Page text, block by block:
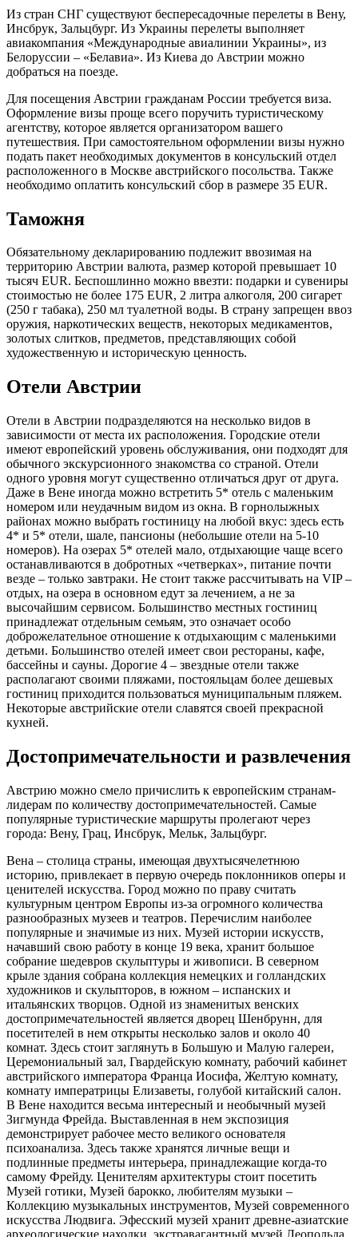
Из стран СНГ существуют беспересадочные перелеты в Вену,
Инсбрук, Зальцбург. Из Украины перелеты выполняет
авиакомпания «Международные авиалинии Украины», из
Белоруссии – «Белавиа». Из Киева до Австрии можно
добраться на поезде.
Для посещения Австрии гражданам России требуется виза.
Оформление визы проще всего поручить туристическому
агентству, которое является организатором вашего
путешествия. При самостоятельном оформлении визы нужно
подать пакет необходимых документов в консульский отдел
расположенного в Москве австрийского посольства. Также
необходимо оплатить консульский сбор в размере 35 EUR.
Таможня
Обязательному декларированию подлежит ввозимая на
территорию Австрии валюта, размер которой превышает 10
тысяч EUR. Беспошлинно можно ввезти: подарки и сувениры
стоимостью не более 175 EUR, 2 литра алкоголя, 200 сигарет
(250 г табака), 250 мл туалетной воды. В страну запрещен ввоз
оружия, наркотических веществ, некоторых медикаментов,
золотых слитков, предметов, представляющих собой
художественную и историческую ценность.
Отели Австрии
Отели в Австрии подразделяются на несколько видов в
зависимости от места их расположения. Городские отели
имеют европейский уровень обслуживания, они подходят для
обычного экскурсионного знакомства со страной. Отели
одного уровня могут существенно отличаться друг от друга.
Даже в Вене иногда можно встретить 5* отель с маленьким
номером или неудачным видом из окна. В горнолыжных
районах можно выбрать гостиницу на любой вкус: здесь есть
4* и 5* отели, шале, пансионы (небольшие отели на 5-10
номеров). На озерах 5* отелей мало, отдыхающие чаще всего
останавливаются в добротных «четверках», питание почти
везде – только завтраки. Не стоит также рассчитывать на VIP –
отдых, на озера в основном едут за лечением, а не за
высочайшим сервисом. Большинство местных гостиниц
принадлежат отдельным семьям, это означает особо
доброжелательное отношение к отдыхающим с маленькими
детьми. Большинство отелей имеет свои рестораны, кафе,
бассейны и сауны. Дорогие 4 – звездные отели также
располагают своими пляжами, постояльцам более дешевых
гостиниц приходится пользоваться муниципальным пляжем.
Некоторые австрийские отели славятся своей прекрасной
кухней.
Достопримечательности и развлечения
Австрию можно смело причислить к европейским странам-
лидерам по количеству достопримечательностей. Самые
популярные туристические маршруты пролегают через
города: Вену, Грац, Инсбрук, Мельк, Зальцбург.
Вена – столица страны, имеющая двухтысячелетнюю
историю, привлекает в первую очередь поклонников оперы и
ценителей искусства. Город можно по праву считать
культурным центром Европы из-за огромного количества
разнообразных музеев и театров. Перечислим наиболее
популярные и значимые из них. Музей истории искусств,
начавший свою работу в конце 19 века, хранит большое
собрание шедевров скульптуры и живописи. В северном
крыле здания собрана коллекция немецких и голландских
художников и скульпторов, в южном – испанских и
итальянских творцов. Одной из знаменитых венских
достопримечательностей является дворец Шенбрунн, для
посетителей в нем открыты несколько залов и около 40
комнат. Здесь стоит заглянуть в Большую и Малую галереи,
Церемониальный зал, Гвардейскую комнату, рабочий кабинет
австрийского императора Франца Иосифа, Желтую комнату,
комнату императрицы Елизаветы, голубой китайский салон.
В Вене находится весьма интересный и необычный музей
Зигмунда Фрейда. Выставленная в нем экспозиция
демонстрирует рабочее место великого основателя
психоанализа. Здесь также хранятся личные вещи и
подлинные предметы интерьера, принадлежащие когда-то
самому Фрейду. Ценителям архитектуры стоит посетить
Музей готики, Музей барокко, любителям музыки –
Коллекцию музыкальных инструментов, Музей современного
искусства Людвига. Эфесский музей хранит древне-азиатские
археологические находки, экстравагантный музей Леопольда